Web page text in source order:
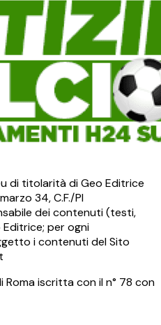
di titolarità di Geo Editrice
34, C.F./PI
dei contenuti (testi,
per ogni
i contenuti del Sito
Roma iscritta con il n° 78 con